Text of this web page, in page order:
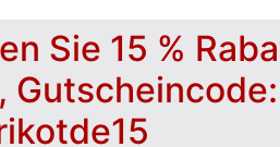
Sie 15 %
Gutscheincode: